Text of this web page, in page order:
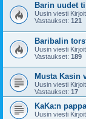
Barin uudet
Uusin viesti
Vastaukset: 121
Baribalin
Uusin viesti
Vastaukset: 189
Musta Kasin
Uusin viesti
Vastaukset: 17
KaKa:n
Uusin viesti